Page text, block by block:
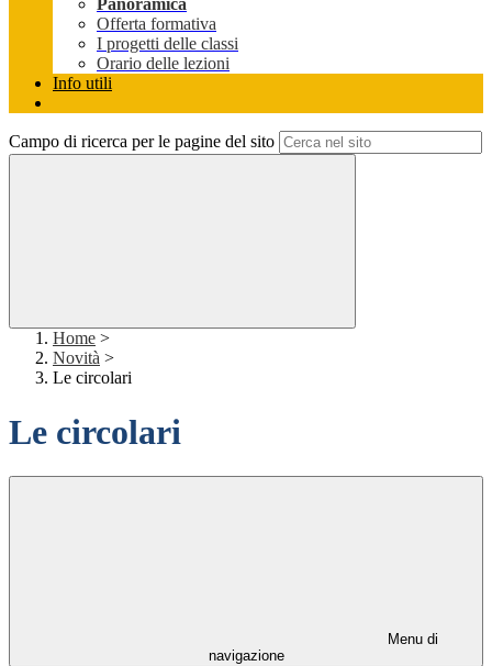
Panoramica
Offerta formativa
I progetti delle classi
Orario delle lezioni
Info utili
Campo di ricerca per le pagine del sito
Home >
Novità >
Le circolari
Le circolari
Menu di
navigazione